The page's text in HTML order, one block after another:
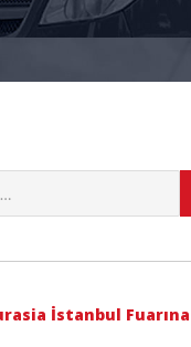
İstanbul Fuarına